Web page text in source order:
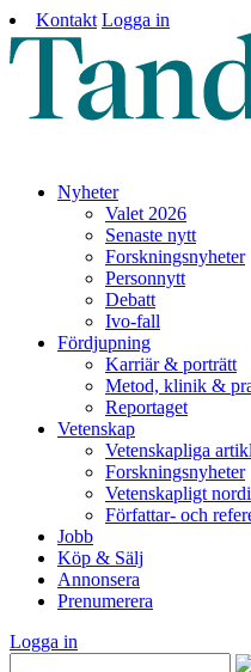
Kontakt Logga in
Nyheter
Valet 2026
Senaste nytt
Forskningsnyheter
Personnytt
Debatt
Ivo-fall
Fördjupning
Karriär & porträtt
Metod, klinik &
Reportaget
Vetenskap
Vetenskapliga
Forskningsnyheter
Vetenskapligt
Författar- och
Jobb
Köp & Sälj
Annonsera
Prenumerera
Logga in